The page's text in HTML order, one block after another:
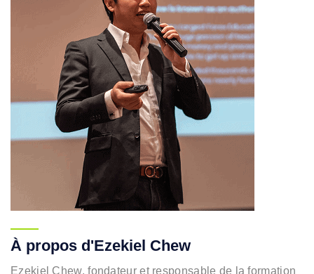
À propos d'Ezekiel Chew
Ezekiel Chew, fondateur et responsable de la formation